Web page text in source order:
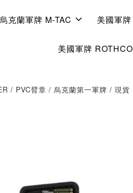
烏克蘭軍牌 M-TAC 美國軍
美國軍牌 ROTHCO
/ PVC臂章 / 烏克蘭第一軍牌 / 現貨